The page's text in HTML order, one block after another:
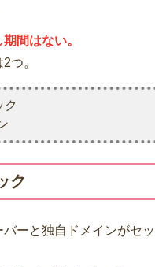
間はない。
つ。
ク
ク
バーと独自ドメインがセ